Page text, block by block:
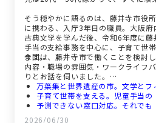
そう穏やかに語るのは、藤井寺市役
に携わる、入庁3年目の職員。大阪
古典文学を学んだ後、令和6年度に
手当の支給事務を中心に、子育て世
ます。
今回は、藤井寺市で働くことを検討
内容・職場の雰囲気・ワークライフ
りとお話を伺いました。
万葉集と世界遺産の市。文学と
子育て世帯を支える。児童手当の
予測できない窓口対応。それで
白くする
2026/06/30